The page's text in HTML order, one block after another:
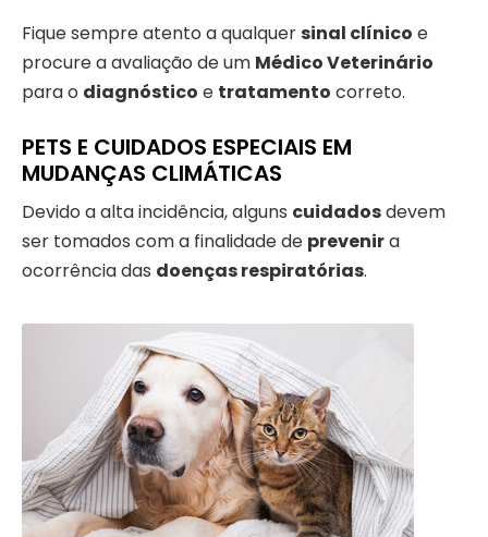
Fique sempre atento a qualquersinal clínico e
procure a avaliação de um Médico Veterinário
para o diagnóstico e tratamento correto.
PETS E CUIDADOS ESPECIAIS EM
MUDANÇAS CLIMÁTICAS
Devido a alta incidência, alguns cuidadosdevem
ser tomados com a finalidade de prevenira
ocorrência das doenças respiratórias.